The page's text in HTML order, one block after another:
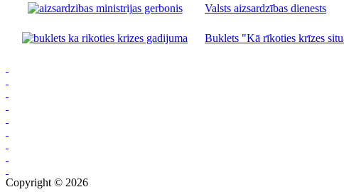
Valsts aizsardzības dienests
Buklets "Kā rīkoties krīzes
Copyright © 2026